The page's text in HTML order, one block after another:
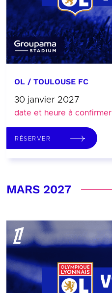
OL / TOULOUSE FC
30 janvier 2027
date et heure à confirmer
RÉSERVER
MARS 2027